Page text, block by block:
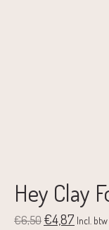
Hey Clay
€6,50 €4,87 Incl. btw